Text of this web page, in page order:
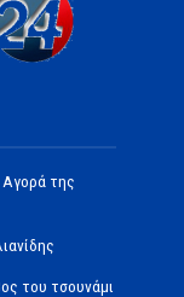
της
του τσουνάμι